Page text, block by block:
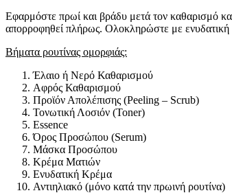
Εφαρμόστε πρωί και βράδυ μετά τον καθαρισμό
απορροφηθεί πλήρως. Ολοκληρώστε με ενυδατική
Βήματα ρουτίνας ομορφιάς:
Έλαιο ή Νερό Καθαρισμού
Αφρός Καθαρισμού
Προϊόν Απολέπισης (Peeling – Scrub)
Τονωτική Λοσιόν (Toner)
Essence
Όρος Προσώπου (Serum)
Μάσκα Προσώπου
Κρέμα Ματιών
Ενυδατική Κρέμα
Αντιηλιακό (μόνο κατά την πρωινή ρουτίνα)